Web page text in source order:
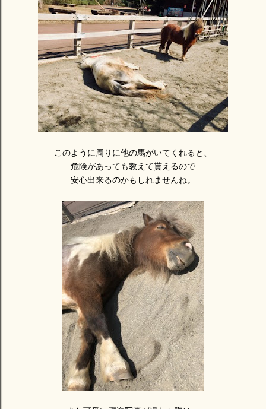
このように周りに他の馬がいてくれると、
危険があっても教えて貰えるので
安心出来るのかもしれませんね。